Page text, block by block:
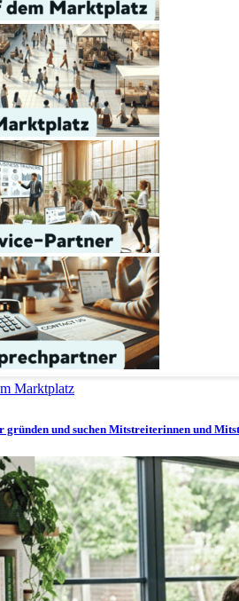
Marktplatz
gründen und suchen Mitstreiterinnen und